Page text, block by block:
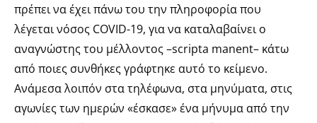
πρέπει να έχει πάνω του την πληροφορία που
λέγεται νόσος COVID-19, για να καταλαβαίνει ο
αναγνώστης του μέλλοντος –scripta manent– κάτω
από ποιες συνθήκες γράφτηκε αυτό το κείμενο.
Ανάμεσα λοιπόν στα τηλέφωνα, στα μηνύματα, στις
αγωνίες των ημερών «έσκασε» ένα μήνυμα από την